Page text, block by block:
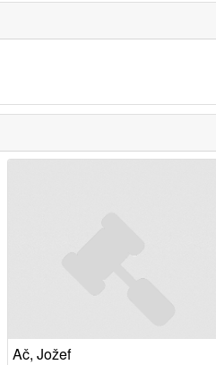
Ač, Jožef